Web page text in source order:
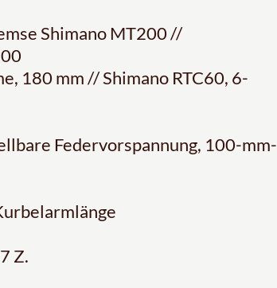
Shimano MT200 //
180 mm // Shimano RTC60, 6-
Federvorspannung, 100-mm-
Z.